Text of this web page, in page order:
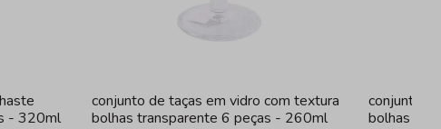
- 320ml
conjunto de taças em vidro com textura
bolhas transparente 6 peças - 260ml
conjunto
bolhas